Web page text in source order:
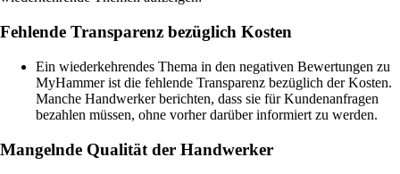
Fehlende Transparenz bezüglich Kosten
Ein wiederkehrendes Thema in den negativen Bewertungen zu
MyHammer ist die fehlende Transparenz bezüglich der Kosten.
Manche Handwerker berichten, dass sie für Kundenanfragen
bezahlen müssen, ohne vorher darüber informiert zu werden.
Mangelnde Qualität der Handwerker